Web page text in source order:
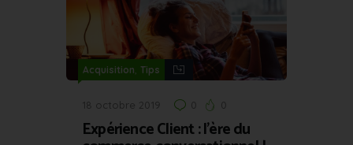
Acquisition, Tips
18 octobre 2019 0 0
Expérience Client : l’ère du